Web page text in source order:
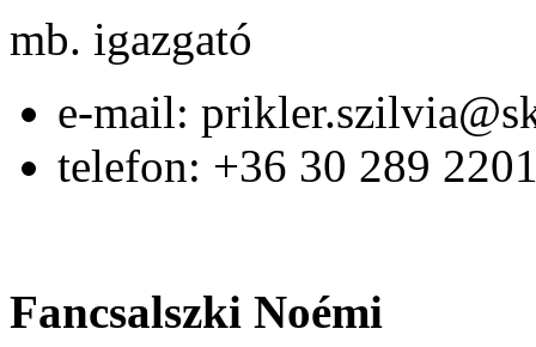
mb. igazgató
e-mail:
telefon: +36 30 289
Fancsalszki Noémi